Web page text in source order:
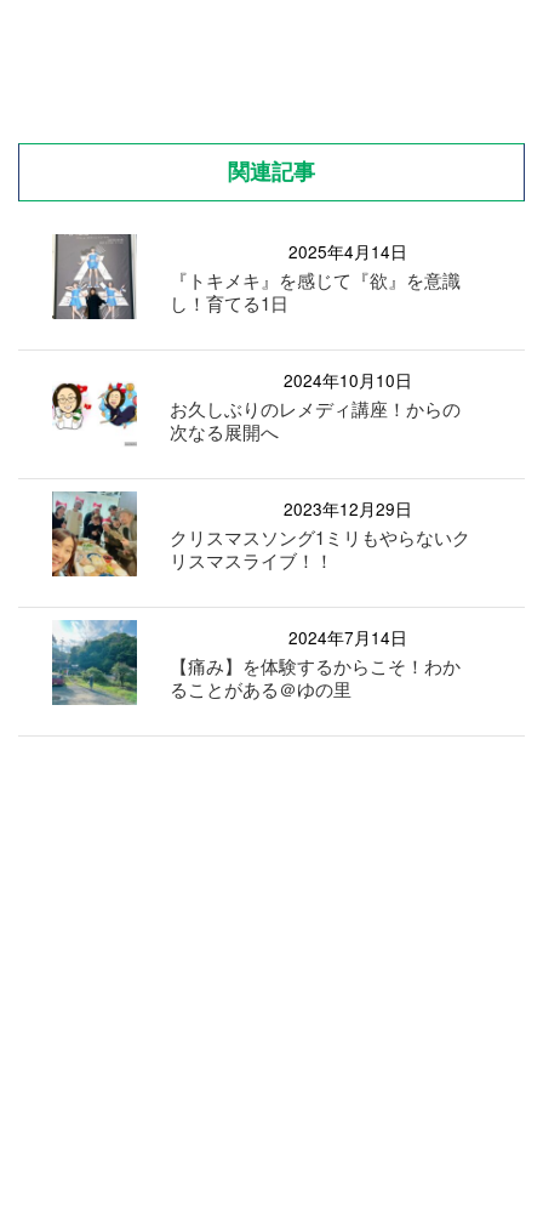
関連記事
2025年4月14日
『トキメキ』を感じて『欲』を意識
し！育てる1日
2024年10月10日
お久しぶりのレメディ講座！からの
次なる展開へ
2023年12月29日
クリスマスソング1ミリもやらないク
リスマスライブ！！
2024年7月14日
【痛み】を体験するからこそ！わか
ることがある＠ゆの里